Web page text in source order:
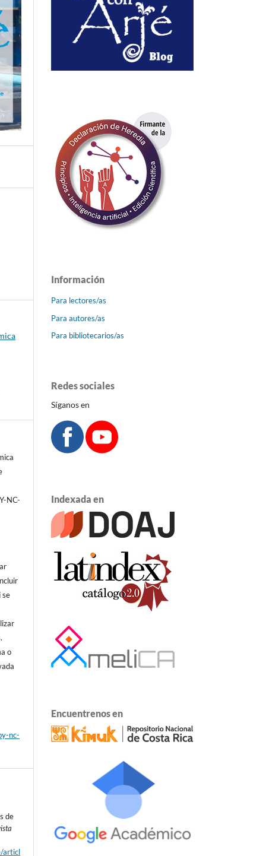
NC-
se
o
nc-
de
articl
Información
Para lectores/as
Para autores/as
Para bibliotecarios/as
Redes sociales
Síganos en
Indexada en
Encuentrenos en